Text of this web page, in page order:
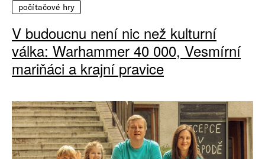
počítačové hry
V budoucnu není nic než kulturní
válka: Warhammer 40 000, Vesmírní
mariňáci a krajní pravice